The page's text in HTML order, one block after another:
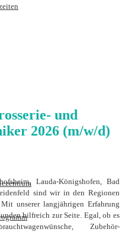
und
2026 (m/w/d)
Lauda-Königshofen, Bad
sind wir in den Regionen
unserer langjährigen Erfahrung
hilfreich zur Seite. Egal, ob es
Zubehör-